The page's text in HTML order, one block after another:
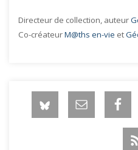
Directeur de collection, auteur
Co-créateurM@ths en-vie et